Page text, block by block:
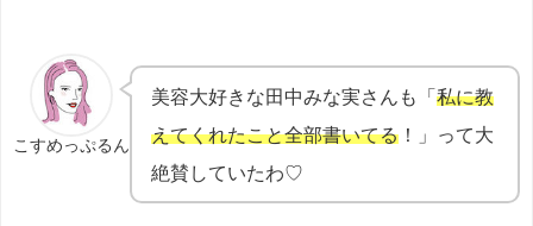
こすめっぷるん
美容大好きな田中みな実さんも「私に教
えてくれたこと全部書いてる ！」って大
絶賛していたわ♡